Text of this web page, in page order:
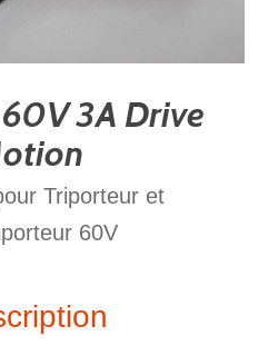
3A Drive
Triporteur et
60V